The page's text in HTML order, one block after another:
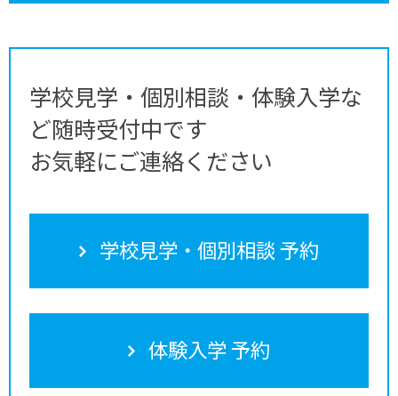
学校見学・個別相談・体験入学な
ど随時受付中です
お気軽にご連絡ください
学校見学・個別相談 予約
体験入学 予約